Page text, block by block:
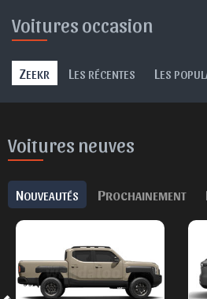
Voitures occasion
ZEEKR L ES RÉCENTES L ES
Voitures neuves
NOUVEAUTÉS PROCHAINEMENT